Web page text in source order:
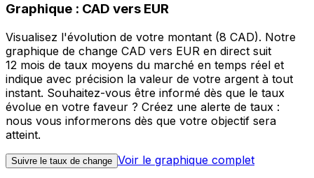
Graphique : CAD vers EUR
Visualisez l'évolution de votre montant (8 CAD). Notre
graphique de change CAD vers EUR en direct suit
12 mois de taux moyens du marché en temps réel et
indique avec précision la valeur de votre argent à tout
instant. Souhaitez-vous être informé dès que le taux
évolue en votre faveur ? Créez une alerte de taux :
nous vous informerons dès que votre objectif sera
atteint.
Suivre le taux de change Voir le graphique complet